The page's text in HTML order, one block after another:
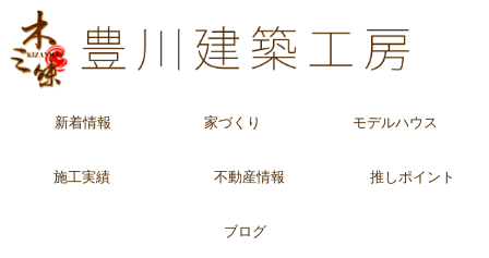
新着情報 家づくり モデルハウス
施工実績 不動産情報 推しポイント
ブログ